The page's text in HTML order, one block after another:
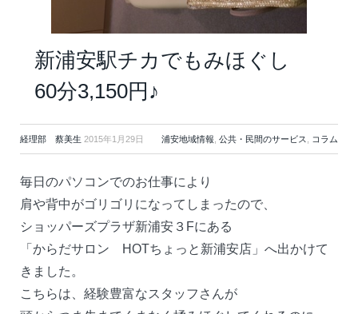
新浦安駅チカでもみほぐし
60分3,150円♪
経理部 蔡美生 2015年1月29日 浦安地域情報 公共・民間のサービス コラム
毎日のパソコンでのお仕事により
肩や背中がゴリゴリになってしまったので、
ショッパーズプラザ新浦安３Fにある
「からだサロン HOTちょっと新浦安店」へ出かけて
きました。
こちらは、経験豊富なスタッフさんが